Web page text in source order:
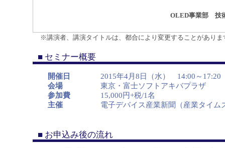
OLED事業部 技
※講演者、講演タイトルは、都合により変更することがあり
■ セミナー概要
開催日
2015年4月8日（水） 14:00～17:20
会場
東京・富士ソフトアキバプラザ
参加費
15,000円+税/1名
主催
電子デバイス産業新聞（産業タイム
■ お申込み後の流れ